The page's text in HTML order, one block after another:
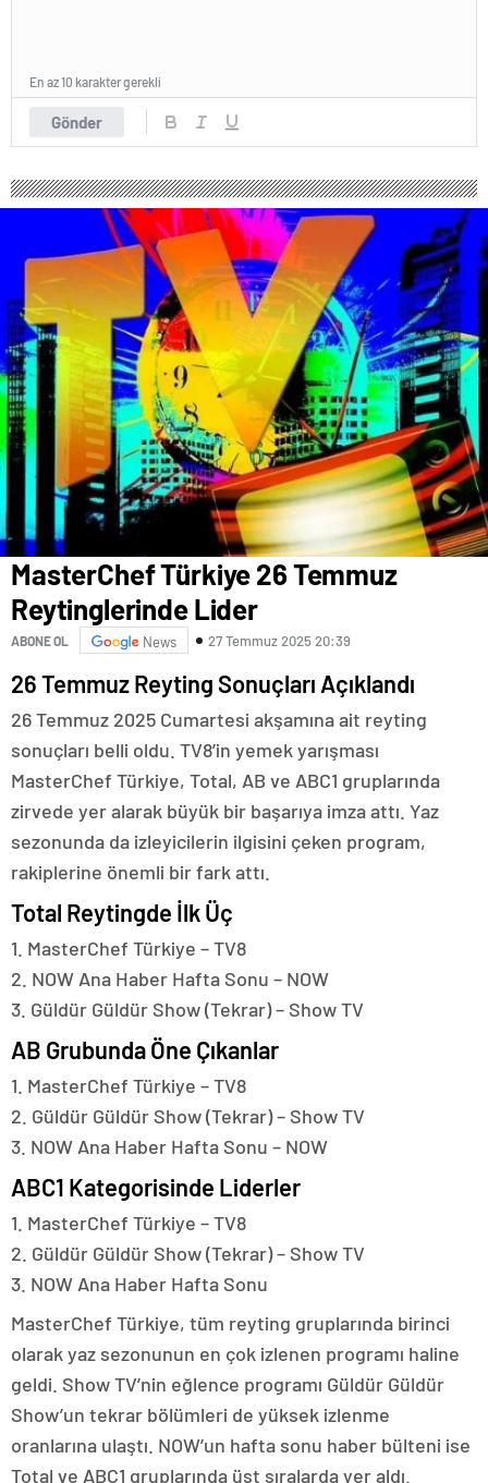
Gönder
En az 10 karakter gerekli
MasterChef Türkiye 26 Temmuz
Reytinglerinde Lider
ABONE OL News 27 Temmuz 2025 20:39
26 Temmuz Reyting Sonuçları Açıklandı
26 Temmuz 2025 Cumartesi akşamına ait reyting
sonuçları belli oldu. TV8’in yemek yarışması
MasterChef Türkiye, Total, AB ve ABC1 gruplarında
zirvede yer alarak büyük bir başarıya imza attı. Yaz
sezonunda da izleyicilerin ilgisini çeken program,
rakiplerine önemli bir fark attı.
Total Reytingde İlk Üç
1. MasterChef Türkiye – TV8
2. NOW Ana Haber Hafta Sonu – NOW
3. Güldür Güldür Show (Tekrar) – Show TV
AB Grubunda Öne Çıkanlar
1. MasterChef Türkiye – TV8
2. Güldür Güldür Show (Tekrar) – Show TV
3. NOW Ana Haber Hafta Sonu – NOW
ABC1 Kategorisinde Liderler
1. MasterChef Türkiye – TV8
2. Güldür Güldür Show (Tekrar) – Show TV
3. NOW Ana Haber Hafta Sonu
MasterChef Türkiye, tüm reyting gruplarında birinci
olarak yaz sezonunun en çok izlenen programı haline
geldi. Show TV’nin eğlence programı Güldür Güldür
Show’un tekrar bölümleri de yüksek izlenme
oranlarına ulaştı. NOW’un hafta sonu haber bülteni ise
Total ve ABC1 gruplarında üst sıralarda yer aldı.